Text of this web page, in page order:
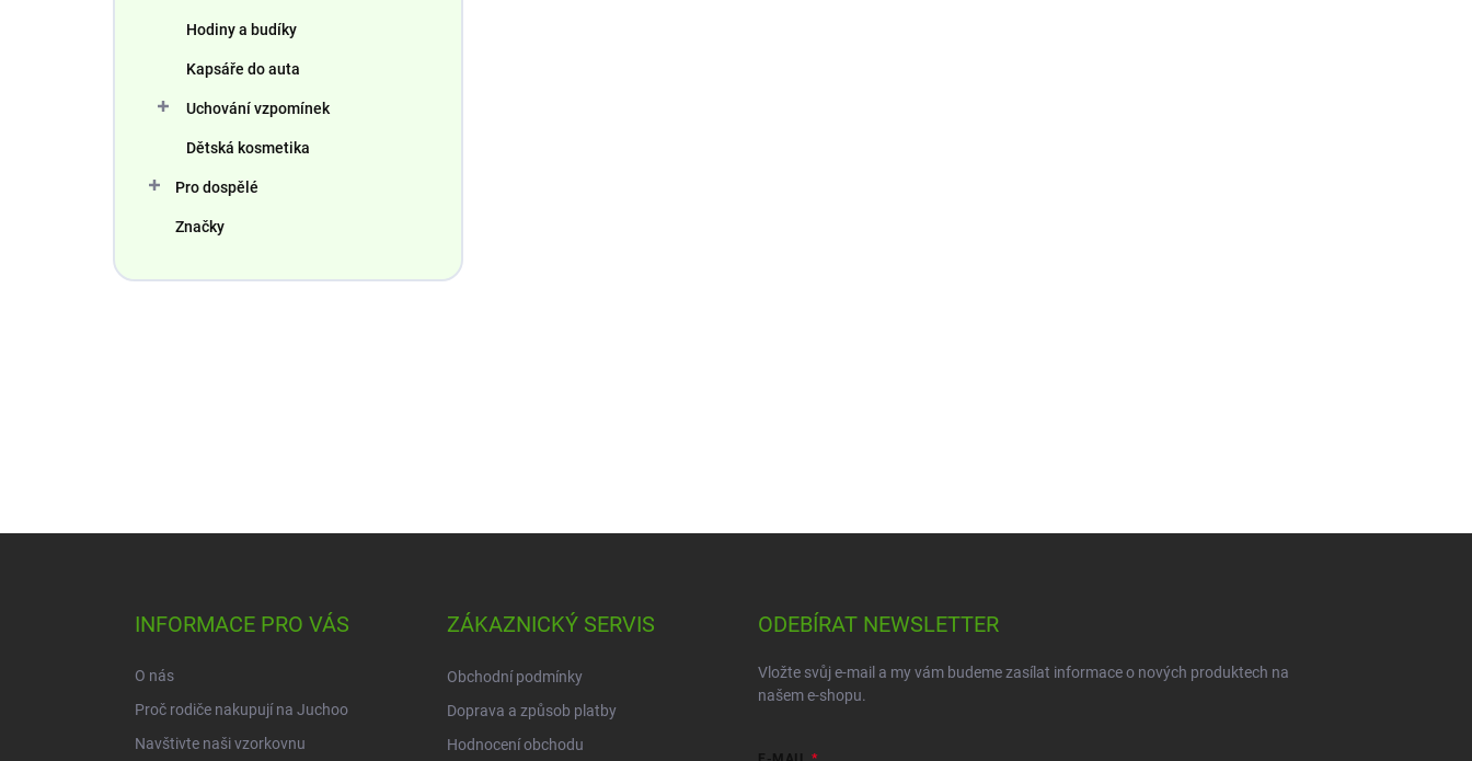
Hodiny a budíky
Kapsáře do auta
Uchování vzpomínek
Dětská kosmetika
Pro dospělé
Značky
INFORMACE PRO VÁS
O nás
Proč rodiče nakupují na Juchoo
Navštivte naši vzorkovnu
ZÁKAZNICKÝ SERVIS
Obchodní podmínky
Doprava a způsob platby
Hodnocení obchodu
ODEBÍRAT NEWSLETTER
Vložte svůj e-mail a my vám budeme zasílat informace o nových produktech na
našem e-shopu.